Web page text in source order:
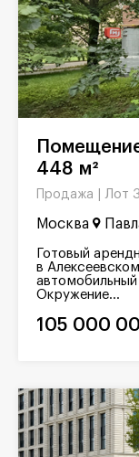
448 м²
Продажа | Лот
Москва
Готовый
в
Окружение...
105 000